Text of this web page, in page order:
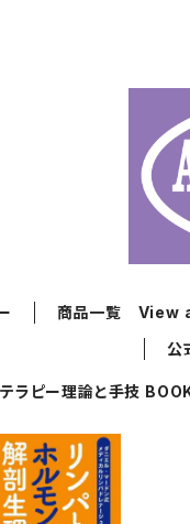
商品一覧 View
公
テラピー理論と手技